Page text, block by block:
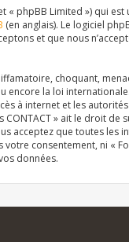
phpBB Limited ») qui
(en anglais). Le logiciel
et que nous
choquant,
encore la loi
à internet et les
» ait le droit
acceptez que toutes
consentement, ni «
données.